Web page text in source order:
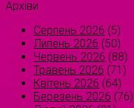
Архіви
Серпень 2026 (5)
Липень 2026 (50)
Червень 2026 (88)
Травень 2026 (71)
Квітень 2026 (64)
Березень 2026 (76)